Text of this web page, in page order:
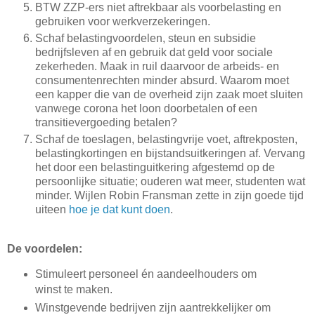
BTW ZZP-ers niet aftrekbaar als voorbelasting en
gebruiken voor werkverzekeringen.
Schaf belastingvoordelen, steun en subsidie
bedrijfsleven af en gebruik dat geld voor sociale
zekerheden. Maak in ruil daarvoor de arbeids- en
consumentenrechten minder absurd. Waarom moet
een kapper die van de overheid zijn zaak moet sluiten
vanwege corona het loon doorbetalen of een
transitievergoeding betalen?
Schaf de toeslagen, belastingvrije voet, aftrekposten,
belastingkortingen en bijstandsuitkeringen af. Vervang
het door een belastinguitkering afgestemd op de
persoonlijke situatie; ouderen wat meer, studenten wat
minder. Wijlen Robin Fransman zette in zijn goede tijd
uiteen hoe je dat kunt doen.
De voordelen:
Stimuleert personeel én aandeelhouders om
winst te maken.
Winstgevende bedrijven zijn aantrekkelijker om